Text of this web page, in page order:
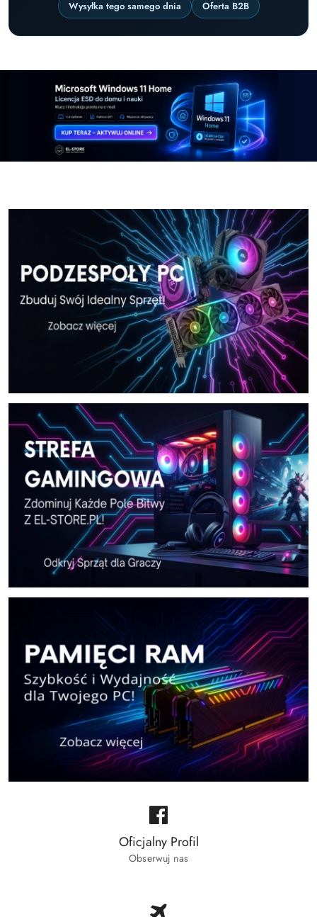
Wysyłka tego samego dnia
Oferta B2B
Pomiń karuzelę promocyjną
Oficjalny Profil
Obserwuj nas